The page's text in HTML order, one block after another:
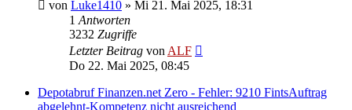
von Luke1410 » Mi 21. Mai 2025, 18:31
1 Antworten
3232 Zugriffe
Letzter Beitrag von ALF
Do 22. Mai 2025, 08:45
Depotabruf Finanzen.net Zero - Fehler: 9210 FintsAuftrag
abgelehnt-Kompetenz nicht ausreichend